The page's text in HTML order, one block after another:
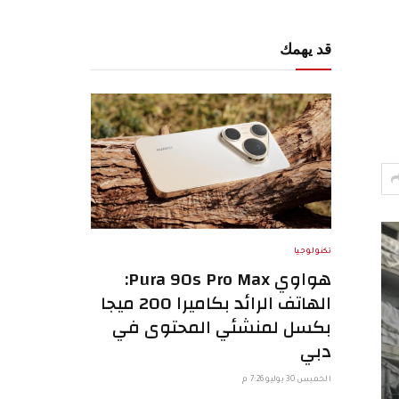
قد يهمك
تكنولوجيا
هواوي Pura 90s Pro Max:
الهاتف الرائد بكاميرا 200 ميجا
بكسل لمنشئي المحتوى في
دبي
الخميس 30 يوليو 7:26 م